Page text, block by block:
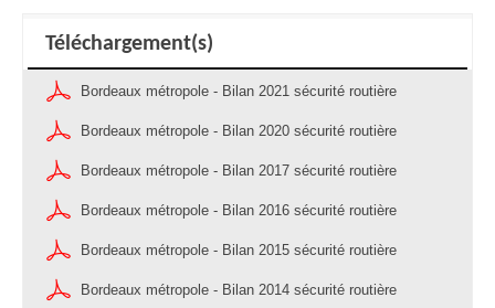
Téléchargement(s)
Bordeaux métropole - Bilan 2021 sécurité routière
Bordeaux métropole - Bilan 2020 sécurité routière
Bordeaux métropole - Bilan 2017 sécurité routière
Bordeaux métropole - Bilan 2016 sécurité routière
Bordeaux métropole - Bilan 2015 sécurité routière
Bordeaux métropole - Bilan 2014 sécurité routière